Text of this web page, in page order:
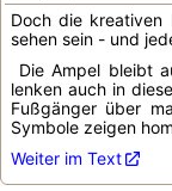
Doch die
sehen sein - und
Die Ampel bleibt
lenken auch in
Fußgänger über
Symbole zeigen
Weiter im Text